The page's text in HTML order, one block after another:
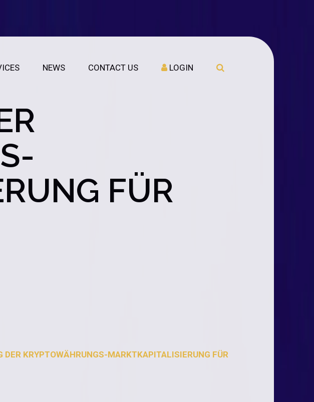
NEWS CONTACT US LOGIN
FÜR
DER KRYPTOWÄHRUNGS-MARKTKAPITALISIERUNG FÜR